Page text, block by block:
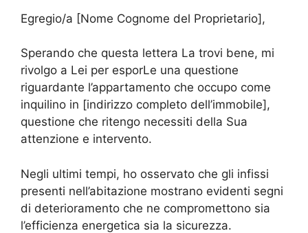
Egregio/a [Nome Cognome del Proprietario],
Sperando che questa lettera La trovi bene, mi
rivolgo a Lei per esporLe una questione
riguardante l’appartamento che occupo come
inquilino in [indirizzo completo dell’immobile],
questione che ritengo necessiti della Sua
attenzione e intervento.
Negli ultimi tempi, ho osservato che gli infissi
presenti nell’abitazione mostrano evidenti segni
di deterioramento che ne compromettono sia
l’efficienza energetica sia la sicurezza.